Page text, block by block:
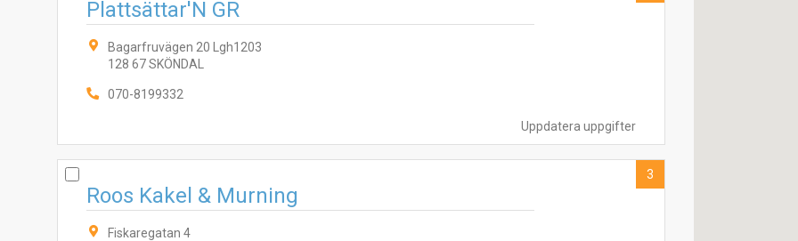
Uppdatera uppgifter
Plattsättar'N GR
Bagarfruvägen 20 Lgh1203
128 67 SKÖNDAL
070-8199332
Roos Kakel & Murning
Fiskaregatan 4
3